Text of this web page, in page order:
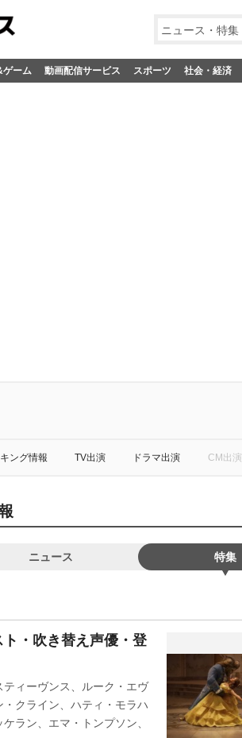
ニュース・特集
ゲーム 動画配信サービス スポーツ 社会・経済
ング情報 TV出演 ドラマ出演 CM出演
ニュース 特集
・吹き替え声優・登
ィーヴンス、ルーク・エヴ
クライン、ハティ・モラハ
ラン、エマ・トンプソン、